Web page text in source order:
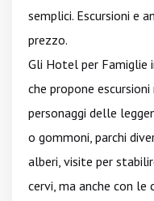
semplici. Escursioni e
prezzo.
Gli Hotel per
che propone
personaggi delle
o gommoni, parchi
alberi, visite per
cervi, ma anche con le